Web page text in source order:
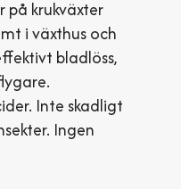
på krukväxter
i växthus och
bladlöss,
Inte skadligt
Ingen